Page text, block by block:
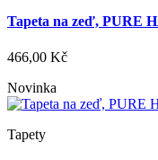
Tapeta na zeď, PURE
466,00 Kč
Novinka
Tapety